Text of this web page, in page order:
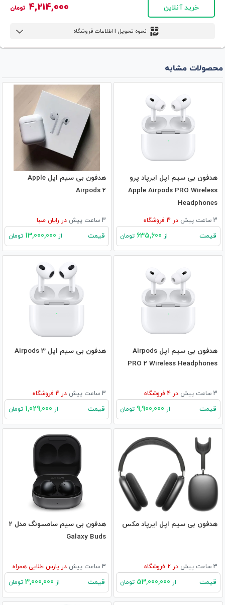
خرید آنلاین 4,214,000 تومان
نحوه تحویل | اطلاعات فروشگاه
محصولات مشابه
هدفون بی‌ سیم اپل ایرپاد پرو
Apple Airpods PRO Wireless
Headphones
3 ساعت پیش در فروشگاه
قیمت از تومان
هدفون بی‌ سیم اپل Apple
Airpods 2
3 ساعت پیش در رایان صبا
قیمت از تومان
هدفون بی‌ سیم اپل Airpods
PRO 2 Wireless Headphones
3 ساعت پیش در فروشگاه
قیمت از تومان
هدفون بی‌ سیم اپل Airpods 3
3 ساعت پیش در فروشگاه
قیمت از تومان
هدفون بی‌ سیم اپل ایرپاد مکس
3 ساعت پیش در فروشگاه
قیمت از تومان
هدفون بی سیم سامسونگ مدل 2
Galaxy Buds
3 ساعت پیش در پارس طلایی همراه
قیمت از تومان